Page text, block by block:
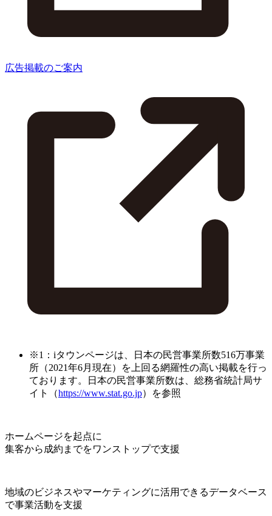
広告掲載のご案内
※1：iタウンページは、日本の民営事業所数516万事業
所（2021年6月現在）を上回る網羅性の高い掲載を行っ
ております。日本の民営事業所数は、総務省統計局サ
イト（https://www.stat.go.jp）を参照
ホームページを起点に
集客から成約までをワンストップで支援
地域のビジネスやマーケティングに活用できるデータベース
で事業活動を支援